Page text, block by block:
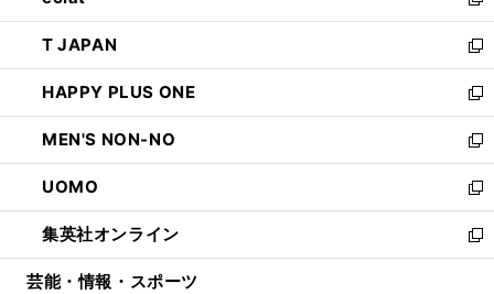
開
く
ウ
で
開
く
ン
ド
ウ
で
開
く
ウ
ィ
ン
ド
ウ
で
開
く
し
い
ウ
ィ
ン
ド
ウ
で
開
く
T JAPAN
新
し
い
ウ
ィ
ン
ド
ウ
で
開
HAPPY PLUS ONE
新
し
い
ウ
ィ
ン
ド
ウ
MEN'S NON-NO
新
し
い
ウ
ィ
ン
UOMO
新
し
い
ウ
集英社オンライン
新
し
芸能・情報・スポーツ